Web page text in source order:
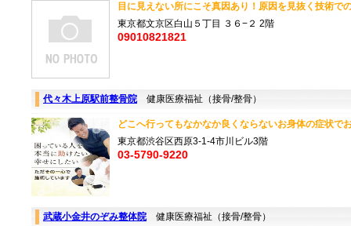
目に見えない所にこそ真因あり！原因を見抜く技術で
東京都文京区白山５丁目 ３６−２ 2階
09010821821
代々木上原駅前整骨院 健康医療福祉（接骨/整骨）
どこへ行ってもなかなか良くならないお身体の症状で
東京都渋谷区西原3-1-4市川ビル3階
03-5790-9220
武蔵小金井のぞみ整体院 健康医療福祉（接骨/整骨）